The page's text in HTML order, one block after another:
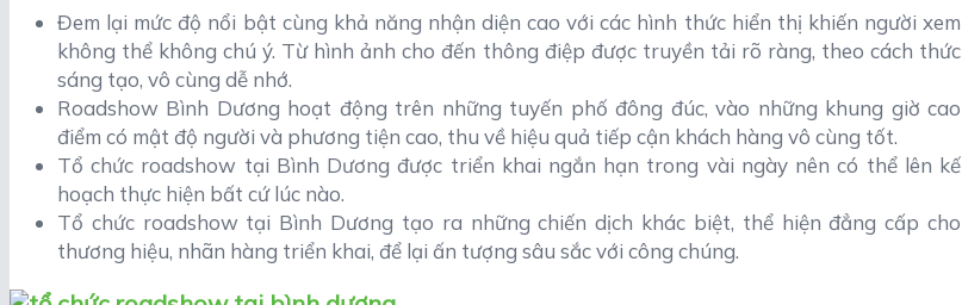
Đem lại mức độ nổi bật cùng khả năng nhận diện cao với các hình thức hiển thị khiến người xem
không thể không chú ý. Từ hình ảnh cho đến thông điệp được truyền tải rõ ràng, theo cách thức
sáng tạo, vô cùng dễ nhớ.
Roadshow Bình Dương hoạt động trên những tuyến phố đông đúc, vào những khung giờ cao
điểm có mật độ người và phương tiện cao, thu về hiệu quả tiếp cận khách hàng vô cùng tốt.
Tổ chức roadshow tại Bình Dương được triển khai ngắn hạn trong vài ngày nên có thể lên kế
hoạch thực hiện bất cứ lúc nào.
Tổ chức roadshow tại Bình Dương tạo ra những chiến dịch khác biệt, thể hiện đẳng cấp cho
thương hiệu, nhãn hàng triển khai, để lại ấn tượng sâu sắc với công chúng.